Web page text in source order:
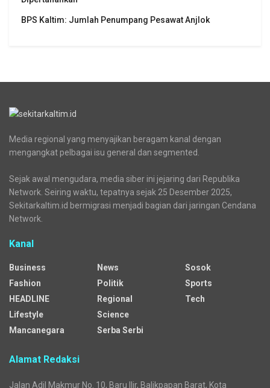
BPS Kaltim: Jumlah Penumpang Pesawat Anjlok
Media regional yang menyajikan beragam kanal dengan
mengangkat pelbagai isu general dan segmented.
Sejak awal mengudara, media siber ini jejaring dari Republika
Network. Seiring waktu, tepatnya sejak 25 Desember 2025,
Sekitarkaltim.id bermigrasi menjadi bagian dari jaringan Cendana
Network.
Kanal
Business
Fashion
HEADLINE
Lifestyle
Mancanegara
News
Politik
Regional
Science
Serba Serbi
Sosok
Sports
Tech
Alamat Redaksi
Jalan Adil Makmur No. 10, Baru Ilir, Balikpapan Barat, Kota